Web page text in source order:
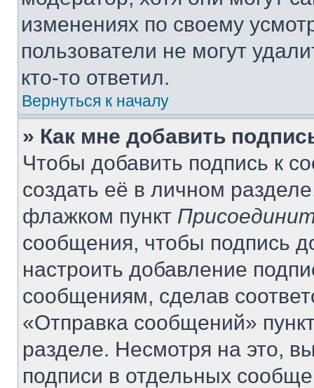
изменениях по своему
пользователи не могут
кто-то ответил.
Вернуться к началу
» Как мне добавить
Чтобы добавить подпись к
создать её в личном
флажком пункт
сообщения, чтобы подпись
настроить добавление
сообщениям, сделав
«Отправка сообщений»
разделе. Несмотря на это,
подписи в отдельных